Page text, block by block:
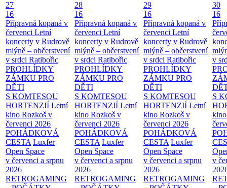
27
16
Přípravná kopaná v
červenci Letní
koncerty v Rudrově
mlýně – občerstvení
v srdci Ratibořic
PROHLÍDKY
ZÁMKU PRO
DĚTI
S KOMTESOU
HORTENZIÍ Letní
kino Rozkoš v
červenci 2026
POHÁDKOVÁ
CESTA Luxfer
Open Space
v červenci a srpnu
2026
RETROGAMING
28
16
Přípravná kopaná v
červenci Letní
koncerty v Rudrově
mlýně – občerstvení
v srdci Ratibořic
PROHLÍDKY
ZÁMKU PRO
DĚTI
S KOMTESOU
HORTENZIÍ Letní
kino Rozkoš v
červenci 2026
POHÁDKOVÁ
CESTA Luxfer
Open Space
v červenci a srpnu
2026
RETROGAMING
29
16
Přípravná kopaná v
červenci Letní
koncerty v Rudrově
mlýně – občerstvení
v srdci Ratibořic
PROHLÍDKY
ZÁMKU PRO
DĚTI
S KOMTESOU
HORTENZIÍ Letní
kino Rozkoš v
červenci 2026
POHÁDKOVÁ
CESTA Luxfer
Open Space
v červenci a srpnu
2026
RETROGAMING
30
16
v
S
v